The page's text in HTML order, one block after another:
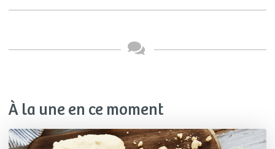
À la une en ce moment